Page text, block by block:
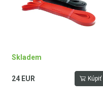
Skladem
24 EUR Kúpiť